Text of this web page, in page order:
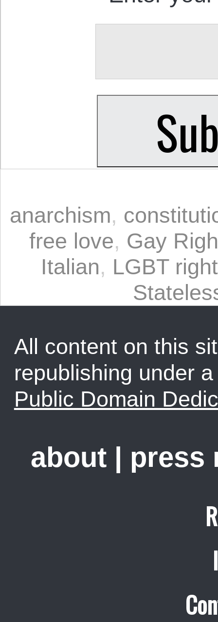
anarchism,
free love, Gay
Italian, LGBT
All content on this
republishing under
Public Domain
about | press